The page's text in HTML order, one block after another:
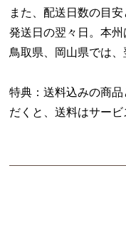
また、配送日数の目
発送日の翌々日。本州
鳥取県、岡山県では、
特典：送料込みの商
だくと、送料はサービ